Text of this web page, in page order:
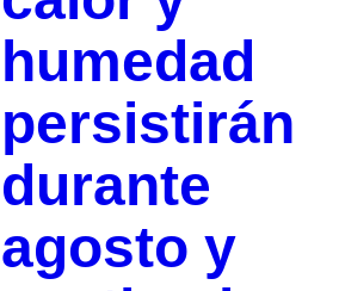
humedad
persistirán
durante
agosto y